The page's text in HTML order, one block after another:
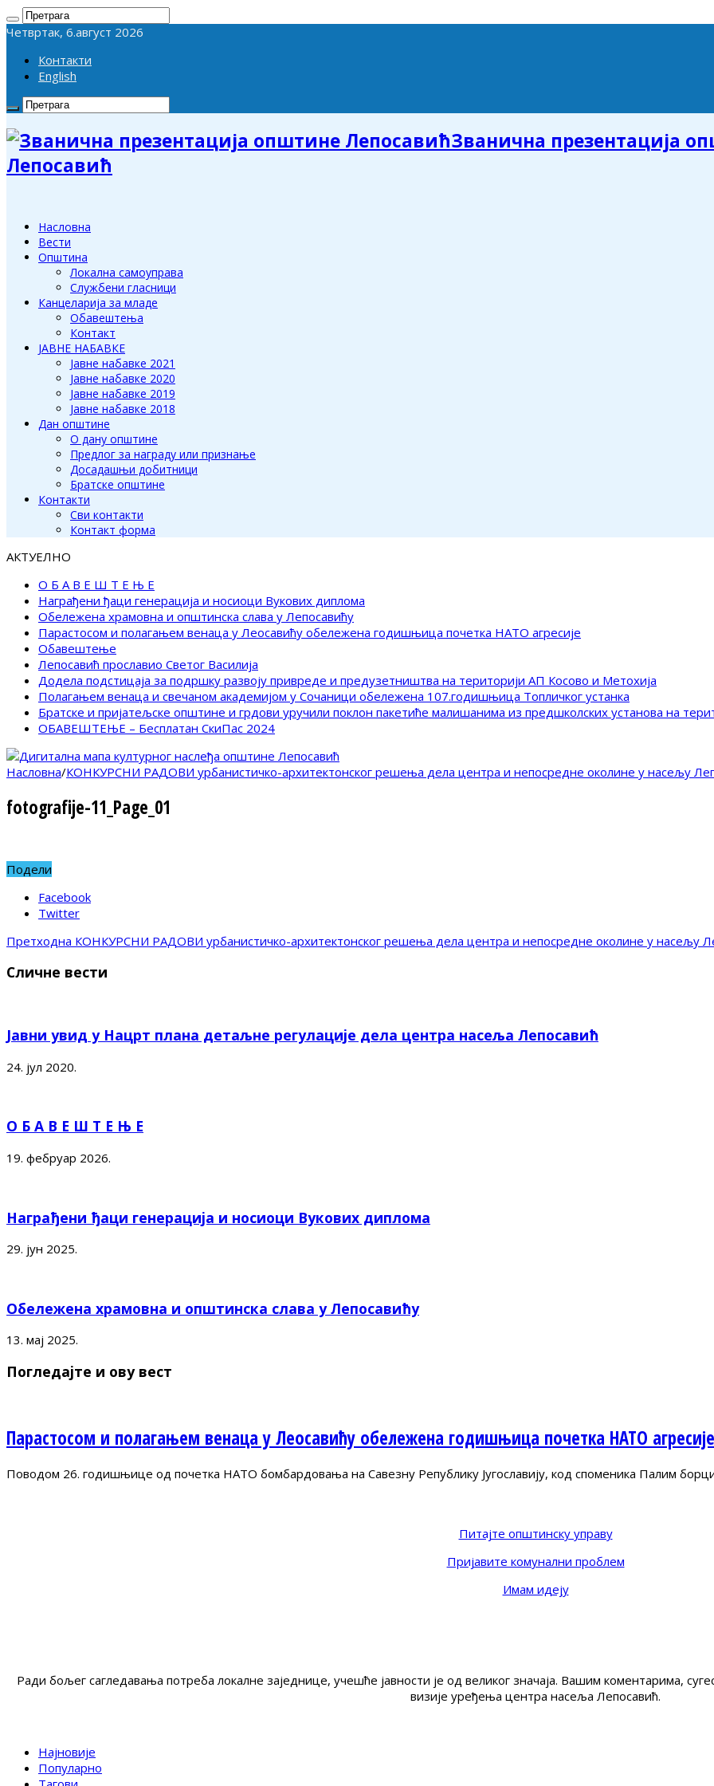
Четвртак, 6.август 2026
Контакти
English
Званична презентација
Лепосавић
Насловна
Вести
Општина
Локална самоуправа
Службени гласници
Канцеларија за младе
Обавештења
Контакт
ЈАВНЕ НАБАВКЕ
Јавне набавке 2021
Јавне набавке 2020
Јавне набавке 2019
Јавне набавке 2018
Дан општине
О дану општине
Предлог за награду или признање
Досадашњи добитници
Братске општине
Контакти
Сви контакти
Контакт форма
АКТУЕЛНО
О Б А В Е Ш Т Е Њ Е
Награђени ђаци генерација и носиоци Вукових диплома
Обележена храмовна и општинска слава у Лепосавићу
Парастосом и полагањем венаца у Леосавићу обележена годишњица почетка НАТО агресије
Обавештење
Лепосавић прославио Светог Василија
Додела подстицаја за подршку развоју привреде и предузетништва на територији АП Косово и Метохија
Полагањем венаца и свечаном академијом у Сочаници обележена 107.годишњица Топличког устанка
Братске и пријатељске општине и грдови уручили поклон пакетиће малишанима из предшколских установа на
ОБАВЕШТЕЊЕ – Бесплатан СкиПас 2024
Насловна/КОНКУРСНИ РАДОВИ урбанистичко-архитектонског решења дела центра и непосредне околине у насељу
fotografije-11_Page_01
Подели
Facebook
Twitter
Претходна КОНКУРСНИ РАДОВИ урбанистичко-архитектонског решења дела центра и непосредне околине у насељу
Сличне вести
Јавни увид у Нацрт плана детаљне регулације дела центра насеља Лепосавић
24. јул 2020.
О Б А В Е Ш Т Е Њ Е
19. фебруар 2026.
Награђени ђаци генерација и носиоци Вукових диплома
29. јун 2025.
Обележена храмовна и општинска слава у Лепосавићу
13. мај 2025.
Погледајте и ову вест
Парастосом и полагањем венаца у Леосавићу обележена годишњица почетка НАТО агресије
Поводом 26. годишњице од почетка НАТО бомбардовања на Савезну Републику Југославију, код споменика Палим
Питајте општинску управу
Пријавите комунални проблем
Имам идеју
Ради бољег сагледавања потреба локалне заједнице, учешће јавности је од великог значаја. Вашим коментарима,
визије уређења центра насеља Лепосавић.
Најновије
Популарно